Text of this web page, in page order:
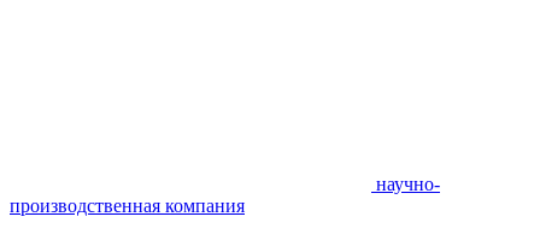
научно-
производственная компания